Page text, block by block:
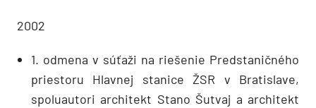
2002
1. odmena v súťaži na riešenie Predstaničného
priestoru Hlavnej stanice ŽSR v Bratislave,
spoluautori architekt Stano Šutvaj a architekt